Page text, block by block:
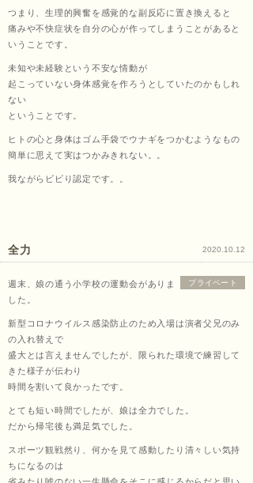
つまり、生理的興奮を感覚的な副反応に置き換えると
痛みや不快症状を自分の心が作ってしまうことがあると
いうことです。
未知や未経験という不安な情動が
起こっていない身体感覚を作ろうとしていたのかもしれ
ない
ということです。
ヒトの心と身体はゴム手袋でウナギをつかむようなもの
簡単に思えて実はつかみきれない。。
我ながらビビり認定です。。
2020.10.12
全力
プライベート
週末、娘の通う小学校の運動会がありま
した。
新型コロナウイルス感染防止のため入場は演者父兄のみ
の入れ替えで
盛大とは言えませんでしたが、限られた環境で練習して
きた様子が伝わり
時間を割いて良かったです。
とても短い時間でしたが、娘は全力でした。
だから帰宅後も満足気でした。
スポーツ観戦然り、何かを見て感動したり清々しい気持
ちになるのは